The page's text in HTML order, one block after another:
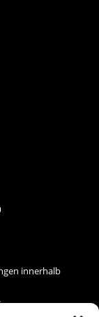
innerhalb